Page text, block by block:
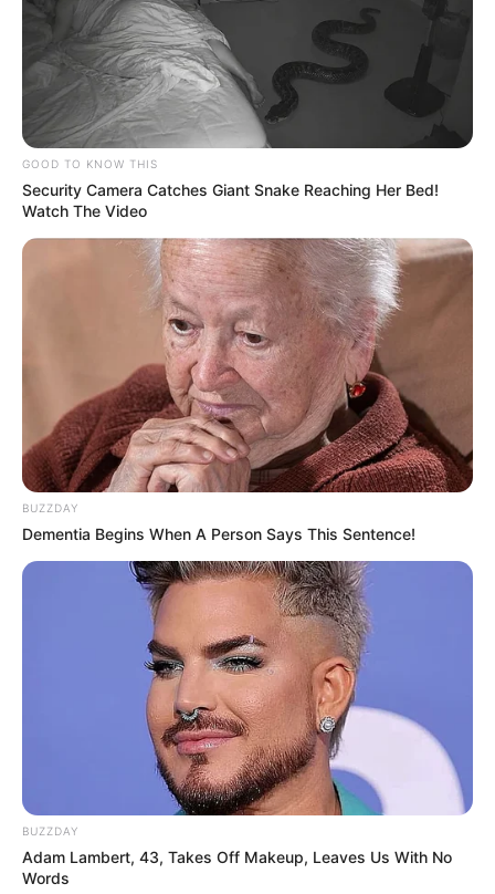
GOOD TO KNOW THIS
Security Camera Catches Giant Snake Reaching Her Bed!
Watch The Video
BUZZDAY
Dementia Begins When A Person Says This Sentence!
BUZZDAY
Adam Lambert, 43, Takes Off Makeup, Leaves Us With No
Words